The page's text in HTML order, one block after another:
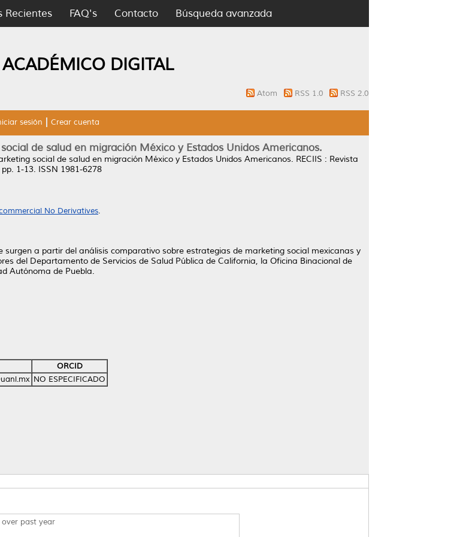
Recientes FAQ's Contacto Búsqueda avanzada
DIGITAL
Atom RSS 1.0 RSS 2.0
sesión Crear cuenta
de salud en migración México y Estados Unidos Americanos.
social de salud en migración México y Estados Unidos Americanos. RECIIS : Revista
1-13. ISSN 1981-6278
No Derivatives.
surgen a partir del análisis comparativo sobre estrategias de marketing social mexicanas y
del Departamento de Servicios de Salud Pública de California, la Oficina Binacional de
Autónoma de Puebla.
ORCID
NO ESPECIFICADO
past year